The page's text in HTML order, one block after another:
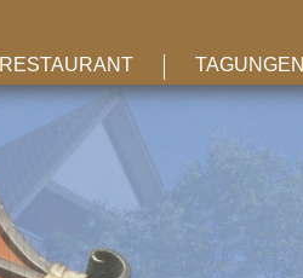
TAGUNGEN
RESTAURANT